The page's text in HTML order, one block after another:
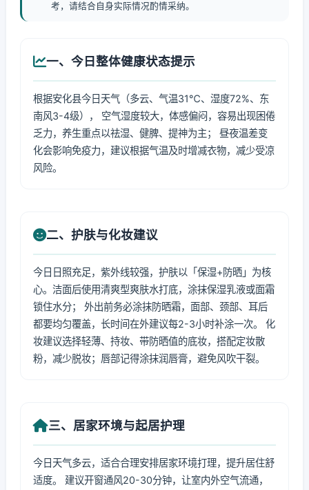
考，请结合自身实际情况酌情采纳。
一、今日整体健康状态提示
根据安化县今日天气（多云、气温31℃、湿度72%、东
南风3-4级）， 空气湿度较大，体感偏闷，容易出现困倦
乏力，养生重点以祛湿、健脾、提神为主； 昼夜温差变
化会影响免疫力，建议根据气温及时增减衣物，减少受凉
风险。
二、护肤与化妆建议
今日日照充足，紫外线较强，护肤以「保湿+防晒」为核
心。洁面后使用清爽型爽肤水打底，涂抹保湿乳液或面霜
锁住水分； 外出前务必涂抹防晒霜，面部、颈部、耳后
都要均匀覆盖，长时间在外建议每2-3小时补涂一次。 化
妆建议选择轻薄、持妆、带防晒值的底妆，搭配定妆散
粉，减少脱妆；唇部记得涂抹润唇膏，避免风吹干裂。
三、居家环境与起居护理
今日天气多云，适合合理安排居家环境打理，提升居住舒
适度。 建议开窗通风20-30分钟，让室内外空气流通，